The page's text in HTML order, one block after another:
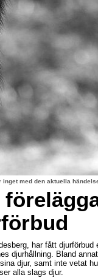
inget med den aktuella
har fått djurförbud
djurhållning. Bland
djur, samt inte vetat
alla slags djur.